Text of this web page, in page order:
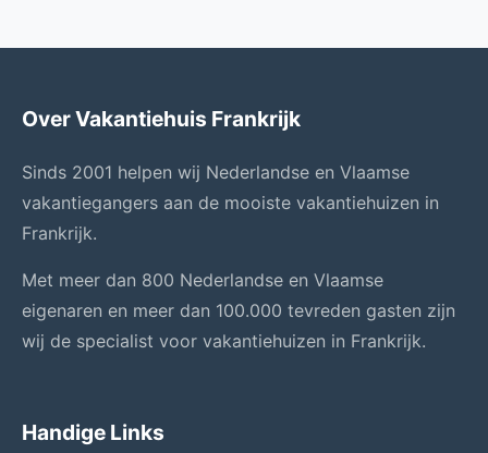
Over Vakantiehuis Frankrijk
Sinds 2001 helpen wij Nederlandse en Vlaamse
vakantiegangers aan de mooiste vakantiehuizen in
Frankrijk.
Met meer dan 800 Nederlandse en Vlaamse
eigenaren en meer dan 100.000 tevreden gasten zijn
wij de specialist voor vakantiehuizen in Frankrijk.
Handige Links